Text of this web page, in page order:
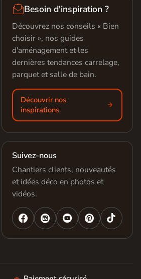
Besoin d'inspiration ?
Découvrez nos conseils « Bien
choisir », nos guides
d'aménagement et les
dernières tendances carrelage,
parquet et salle de bain.
Découvrir nos
inspirations
Suivez-nous
Chantiers clients, nouveautés
et idées déco en photos et
vidéos.
   